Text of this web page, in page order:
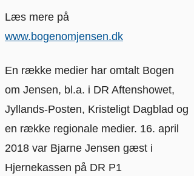
Læs mere på
www.bogenomjensen.dk
En række medier har omtalt Bogen
om Jensen, bl.a. i DR Aftenshowet,
Jyllands-Posten, Kristeligt Dagblad og
en række regionale medier. 16. april
2018 var Bjarne Jensen gæst i
Hjernekassen på DR P1